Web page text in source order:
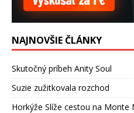
NAJNOVŠIE ČLÁNKY
Skutočný príbeh Anity Soul
Suzie zužitkovala rozchod
Horkýže Slíže cestou na Monte